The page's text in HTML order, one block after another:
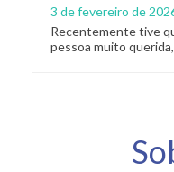
3 de fevereiro de
Recentemente tive
pessoa muito